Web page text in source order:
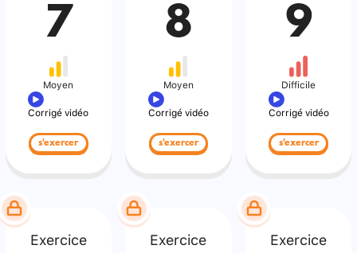
7
Moyen
Corrigé vidéo
s'exercer
8
Moyen
Corrigé vidéo
s'exercer
9
Difficile
Corrigé vidéo
s'exercer
Exercice Exercice Exercice